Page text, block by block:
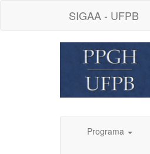
SIGAA - UFPB
Programa